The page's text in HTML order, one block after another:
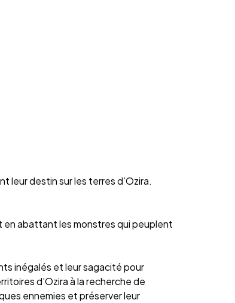
leur destin sur les terres d’Ozira.
en abattant les monstres qui peuplent
inégalés et leur sagacité pour
d’Ozira à la recherche de
ennemies et préserver leur